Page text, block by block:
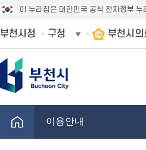
이 누리집은 대한민국 공식 전자정부 누
부천시청 구청 부천시의
이용안내